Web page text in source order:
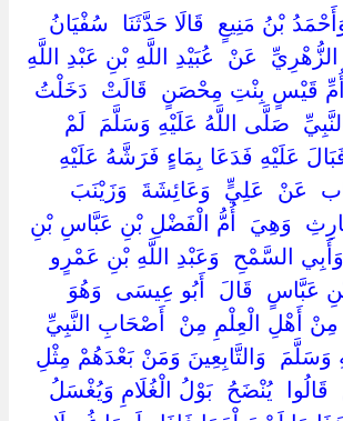
بْنُ مَنِيعٍ ‏ ‏قَالَا حَدَّثَنَا ‏ ‏سُفْيَانُ
‏عَنْ ‏ ‏عُبَيْدِ اللَّهِ بْنِ عَبْدِ اللَّهِ
قَيْسٍ بِنْتِ مِحْصَنٍ ‏ ‏قَالَتْ ‏ ‏دَخَلْتُ
‏صَلَّى اللَّهُ عَلَيْهِ وَسَلَّمَ ‏ ‏لَمْ
عَلَيْهِ فَدَعَا بِمَاءٍ فَرَشَّهُ عَلَيْهِ
‏عَنْ ‏ ‏عَلِيٍّ ‏ ‏وَعَائِشَةَ ‏ ‏وَزَيْنَبَ
‏وَهِيَ ‏ ‏أُمُّ الْفَضْلِ بْنِ عَبَّاسِ بْنِ
السَّمْحِ ‏ ‏وَعَبْدِ اللَّهِ بْنِ عَمْرٍو
عَبَّاسٍ ‏ ‏قَالَ ‏ ‏أَبُو عِيسَى ‏ ‏وَهُوَ
أَهْلِ الْعِلْمِ مِنْ ‏ ‏أَصْحَابِ النَّبِيِّ
وَسَلَّمَ ‏ ‏وَالتَّابِعِينَ وَمَنْ بَعْدَهُمْ مِثْلِ
‏يُنْضَحُ ‏ ‏بَوْلُ الْغُلَامِ وَيُغْسَلُ